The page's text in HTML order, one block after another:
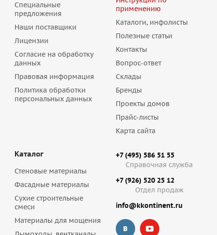
Специальные
предложения
Наши поставщики
Лицензии
Согласие на обработку
данных
Правовая информация
Политика обработки
персональных данных
применению
Каталоги, инфолисты
Полезные статьи
Контакты
Вопрос-ответ
Склады
Бренды
Проекты домов
Прайс-листы
Карта сайта
Каталог
Стеновые материалы
Фасадные материалы
Сухие строительные
смеси
Материалы для мощения
+7 (495) 586 51 55
Справочная служба
+7 (926) 520 25 12
Отдел продаж
info@kkontinent.ru